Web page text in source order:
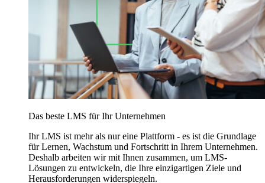
Das beste LMS für Ihr Unternehmen
Ihr LMS ist mehr als nur eine Plattform - es ist die Grundlage
für Lernen, Wachstum und Fortschritt in Ihrem Unternehmen.
Deshalb arbeiten wir mit Ihnen zusammen, um LMS-
Lösungen zu entwickeln, die Ihre einzigartigen Ziele und
Herausforderungen widerspiegeln.